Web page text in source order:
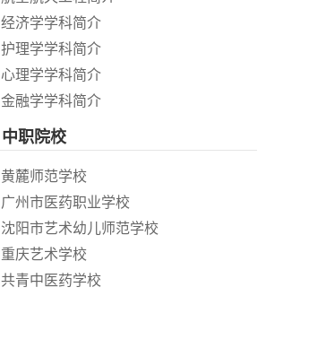
经济学学科简介
护理学学科简介
心理学学科简介
金融学学科简介
中职院校
黄麓师范学校
广州市医药职业学校
沈阳市艺术幼儿师范学校
重庆艺术学校
共青中医药学校